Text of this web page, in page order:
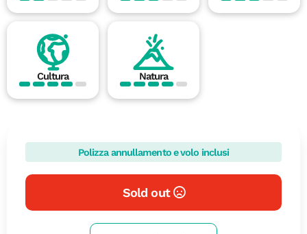
Cultura Natura
Polizza annullamento e volo inclusi
Sold out